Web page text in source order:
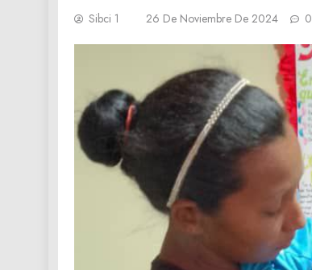
Sibci 1 26 De Noviembre De 2024 0